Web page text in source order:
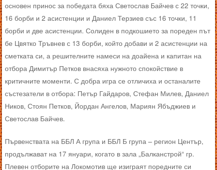
основен принос за победата бяха Светослав Байчев с 22 точки,
16 борби и 2 асистенции и Даниел Терзиев със 16 точки, 11
борби и две асистенции. Солиден в подкошието за пореден път
бе Цвятко Тръвнев с 13 борби, който добави и 2 асистенции на
сметката си, а решителните намеси на доайена и капитан на
отбора Димитър Петков внасяха нужното спокойствие в
критичните моменти. С добра игра се отличиха и останалите
състезатели в отбора: Петър Гайдаров, Стефан Милев, Даниел
Ников, Стоян Петков, Йордан Ангелов, Мариян Ябъджиев и
Светослав Байчев.
Първенствата на ББЛ А група и ББЛ Б група – регион Център,
продължават на 17 януари, когато в зала „Балканстрой“ гр.
Плевен отборите на Локомотив ще изиграят поредните си